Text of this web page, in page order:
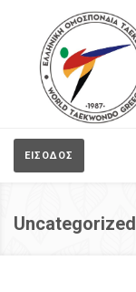
ΕΙΣΟΔΟΣ
Uncategorized